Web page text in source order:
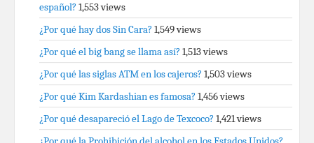
español? 1,553 views
¿Por qué hay dos Sin Cara? 1,549 views
¿Por qué el big bang se llama así? 1,513 views
¿Por qué las siglas ATM en los cajeros? 1,503 views
¿Por qué Kim Kardashian es famosa? 1,456 views
¿Por qué desapareció el Lago de Texcoco? 1,421 views